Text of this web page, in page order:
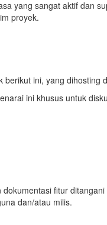
yang sangat aktif dan
proyek.
ini, yang dihosting
ini khusus untuk
fitur
dan/atau milis.